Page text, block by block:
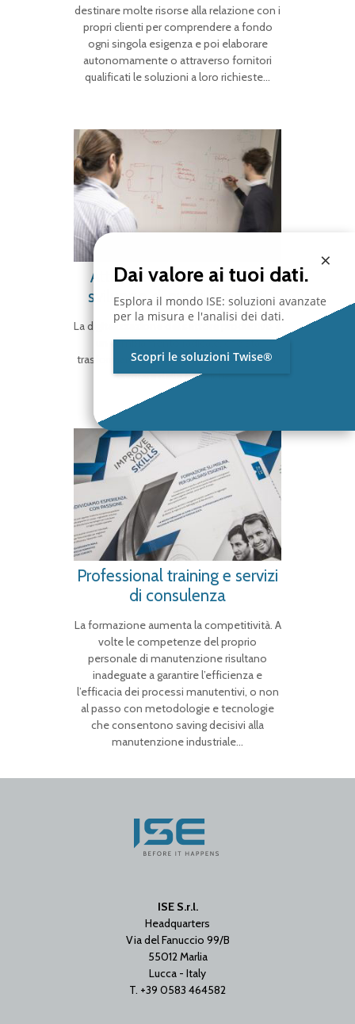
destinare molte risorse alla relazione con i
propri clienti per comprendere a fondo
ogni singola esigenza e poi elaborare
autonomamente o attraverso fornitori
qualificati le soluzioni a loro richieste…
Attività R&D per gli OEM:
sviluppo di nuovi prodotti
La digitalizzazione del settore produttivo è
un cambiamento radicale, che sta
trasformando profondamente il modo di
lavorare delle fabbriche…
Professional training e servizi
di consulenza
La formazione aumenta la competitività. A
volte le competenze del proprio
personale di manutenzione risultano
inadeguate a garantire l’efficienza e
l’efficacia dei processi manutentivi, o non
al passo con metodologie e tecnologie
che consentono saving decisivi alla
manutenzione industriale…
ISE S.r.l.
Headquarters
Via del Fanuccio 99/B
55012 Marlia
Lucca - Italy
T. +39 0583 464582
×
Dai valore ai tuoi dati.
Esplora il mondo ISE: soluzioni avanzate
per la misura e l'analisi dei dati.
Scopri le soluzioni Twise®